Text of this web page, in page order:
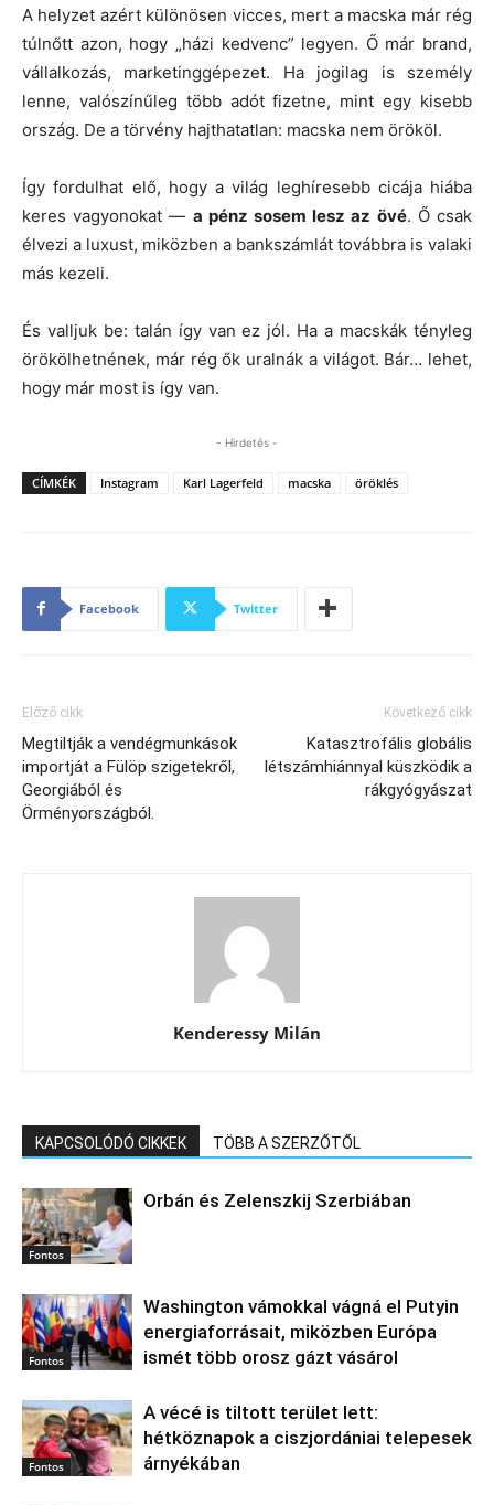
A helyzet azért különösen vicces, mert a macska már rég
túlnőtt azon, hogy „házi kedvenc” legyen. Ő már brand,
vállalkozás, marketinggépezet. Ha jogilag is személy
lenne, valószínűleg több adót fizetne, mint egy kisebb
ország. De a törvény hajthatatlan: macska nem örököl.
Így fordulhat elő, hogy a világ leghíresebb cicája hiába
keres vagyonokat — a pénz sosem lesz az övé. Ő csak
élvezi a luxust, miközben a bankszámlát továbbra is valaki
más kezeli.
És valljuk be: talán így van ez jól. Ha a macskák tényleg
örökölhetnének, már rég ők uralnák a világot. Bár… lehet,
hogy már most is így van.
- Hirdetés -
CÍMKÉK Instagram Karl Lagerfeld macska öröklés
Facebook Twitter
Előző cikk
Megtiltják a vendégmunkások
importját a Fülöp szigetekről,
Georgiából és
Örményországból.
Következő cikk
Katasztrofális globális
létszámhiánnyal küszködik a
rákgyógyászat
Kenderessy Milán
KAPCSOLÓDÓ CIKKEK TÖBB A SZERZŐTŐL
Fontos
Orbán és Zelenszkij Szerbiában
Fontos
Washington vámokkal vágná el Putyin
energiaforrásait, miközben Európa
ismét több orosz gázt vásárol
Fontos
A vécé is tiltott terület lett:
hétköznapok a ciszjordániai telepesek
árnyékában